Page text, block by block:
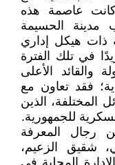
كانت عاصمة هذه
مدينة الحسيمة
ذات هيكل إداري
في تلك الفترة
والقائد الأعلى
فقد تعاون مع
المختلفة، الذين
للجمهورية.
رجال المعرفة
شقيق الزعيم،